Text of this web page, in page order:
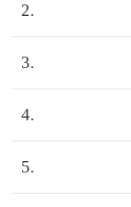
2.
3.
4.
5.